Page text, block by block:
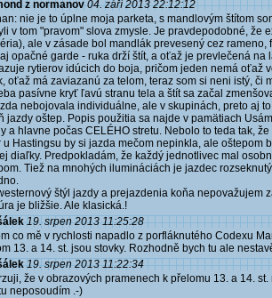
z normanov 04. září 2013 22:12:12
nie je to úplne moja parketa, s mandlovým štítom
v tom "pravom" slova zmysle. Je pravdepodobné, že
ale v zásade bol mandlák prevesený cez
opačné garde - ruka drží štít, a oťaž je prevlečená na
rytierov idúcich do boja, pričom jeden nemá oťaž
oťaž má zaviazanú za telom, teraz som si neni istý, či
pasívne kryť ľavú stranu tela a štít sa začal
nebojovala individuálne, ale v skupinách, preto aj
jazdy oštep. Popis použitia sa najde v pamätiach
a hlavne počas CELÉHO stretu. Nebolo to teda tak,
u Hastingsu by si jazda mečom nepinkla, ale
diaľky. Predpokladám, že každý jednotlivec mal
Tiež na mnohých ilumináciách je jazdec
štýl jazdy a prejazdenia koňa nepovažujem
je bližšie. Ale klasická.!
19. srpen 2013 11:25:28
co mě v rychlosti napadlo z porfláknutého Codexu
13. a 14. st. jsou stovky. Rozhodně bych tu ale
19. srpen 2013 11:22:34
že v obrazových pramenech k přelomu 13. a 14.
neposoudím .-)